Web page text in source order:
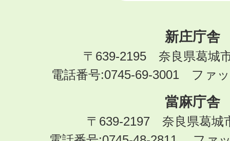
新庄庁舎
〒639-2195 奈良県葛城
電話番号:0745-69-3001 ファ
當麻庁舎
〒639-2197 奈良県葛城